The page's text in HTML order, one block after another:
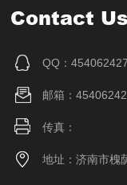
Contact Us
QQ：454062427
邮箱：
传真：
地址：济南市槐